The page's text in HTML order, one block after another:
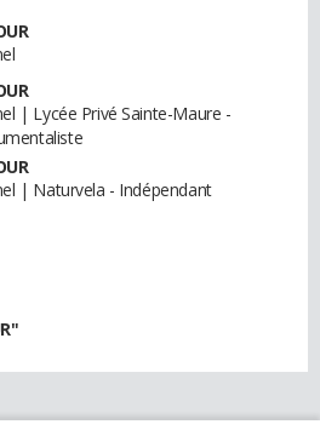
| Lycée Privé Sainte-Maure -
| Naturvela - Indépendant